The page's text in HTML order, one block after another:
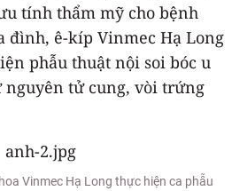
tính thẩm mỹ cho bệnh
đình, ê-kíp Vinmec Hạ Long
phẫu thuật nội soi bóc u
nguyên tử cung, vòi trứng
Vinmec Hạ Long thực hiện ca phẫu